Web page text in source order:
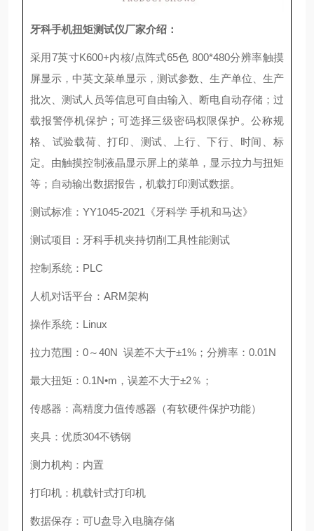
牙科手机扭矩测试仪厂家介绍：
采用7英寸K600+内核/点阵式65色 800*480分辨率触摸
屏显示，中英文菜单显示，测试参数、生产单位、生产
批次、测试人员等信息可自由输入、断电自动存储；过
载报警停机保护；可选择三级密码权限保护。公称规
格、试验载荷、打印、测试、上行、下行、时间、标
定。由触摸控制液晶显示屏上的菜单，显示拉力与扭矩
等；自动输出数据报告，机载打印测试数据。
测试标准： YY1045-2021 《牙科学 手机和马达》
测试项目：牙科手机夹持切削工具性能测试
控制系统： PLC
人机对话平台： ARM架构
操作系统： Linux
拉力范围： 0～40N 误差不大于±1% ；分辨率： 0.01N
最大扭矩： 0.1N•m ，误差不大于±2％；
传感器：高精度力值传感器（有软硬件保护功能）
夹具：优质304不锈钢
测力机构：内置
打印机：机载针式打印机
数据保存：可U盘导入电脑存储